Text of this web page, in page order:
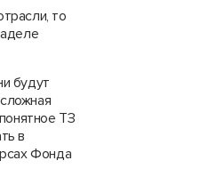
то
будут
ТЗ
в
Фонда